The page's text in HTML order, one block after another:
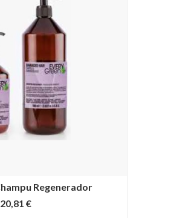
Regenerador
20,81 €